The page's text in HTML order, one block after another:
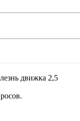
движка 2,5